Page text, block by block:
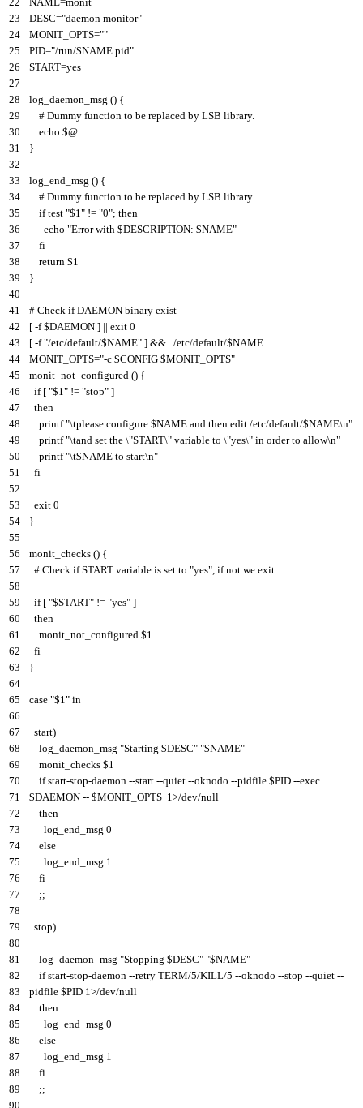
23
24
25
26
27
28
29
30
31
32
33
34
35
36
37
38
39
40
41
42
43
44
45
46
47
48
49
50
51
52
53
54
55
56
57
58
59
60
61
62
63
64
65
66
67
68
69
70
71
72
73
74
75
76
77
78
79
80
81
82
83
84
85
86
87
88
89
90
DESC="daemon monitor"
MONIT_OPTS=""
PID="/run/$NAME.pid"
START=yes
log_daemon_msg () {
# Dummy function to be replaced by LSB library.
echo $@
}
log_end_msg () {
# Dummy function to be replaced by LSB library.
if test "$1" != "0"; then
echo "Error with $DESCRIPTION: $NAME"
fi
return $1
}
# Check if DAEMON binary exist
[ -f $DAEMON ] || exit 0
[ -f "/etc/default/$NAME" ] && /etc/default/$NAME
MONIT_OPTS="-c $CONFIG $MONIT_OPTS"
monit_not_configured () {
if [ "$1" != "stop" ]
then
printf "\tplease configure $NAME and then edit /etc/default/$NAME\n"
printf "\tand set the \"START\" variable to \"yes\" in order to allow\n"
printf "\t$NAME to start\n"
fi
exit 0
}
monit_checks () {
# Check if START variable is set to "yes", if not we exit.
if [ "$START" != "yes" ]
then
monit_not configured $1
fi
}
case "$1" in
start)
log_daemon msg "Starting $DESC" "$NAME"
monit checks $1
if start-stop-daemon --start --quiet --oknodo --pidfile $PID --exec
$DAEMON -- $MONIT OPTS 1 >/dev/null
then
log_end msg 0
else
log_end msg 1
fi
;;
stop)
log_daemon msg "Stopping $DESC" "$NAME"
if start-stop-daemon --retry TERM/5/KILL/5 --oknodo --stop --quiet --
pidfile $PID 1 >/dev/null
then
log_end msg 0
else
log_end msg 1
fi
;;